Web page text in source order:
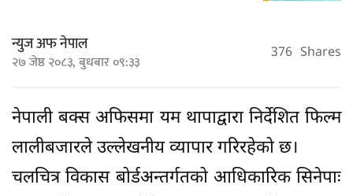
न्युज अफ नेपाल
२७ जेष्ठ २०८३, बुधबार ०९:३३ 376 Shares
नेपाली बक्स अफिसमा यम थापाद्वारा निर्देशित फिल्म
लालीबजारले उल्लेखनीय व्यापार गरिरहेको छ।
चलचित्र विकास बोर्डअन्तर्गतको आधिकारिक सिनेपाः